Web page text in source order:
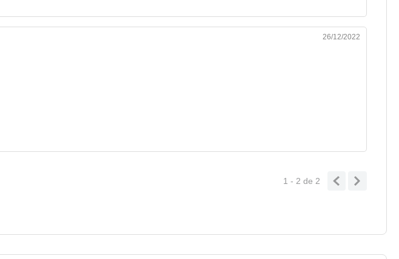
26/12/2022
1 - 2 de 2